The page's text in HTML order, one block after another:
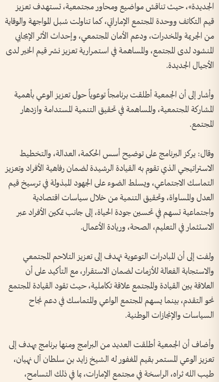
الجديدة»، حيث تناقش مواضيع ومحاور مجتمعية، تستهدف تعزيز
قيم التكاتف ووحدة المجتمع الإماراتي، كما تناولت سُبل المواجهة والوقاية
من الجريمة والمخدرات، ودعم الأمان المجتمعي، وإحداث الأثر الإيجابي
المنشود لدى المجتمع، والمساهمة في استمرارية تعزيز نشر قيم الخير لدى
الأجيال الجديدة.
وأشار إلى أن الجمعية أطلقت برنامجاً توعوياً حول تعزيز الوعي بأهمية
المشاركة المجتمعية، والمساهمة في تحقيق التنمية المستدامة وازدهار
المجتمع.
وقال: يركز البرنامج على توضيح أسس الحكمة، العدالة، والتخطيط
الاستراتيجي الذي تقوم به القيادة الرشيدة لضمان رفاهية الأفراد وتعزيز
التماسك الاجتماعي، ويسلط الضوء على الجهود المبذولة في ترسيخ قيم
العدل والمساواة، وتحقيق التنمية من خلال سياسات اقتصادية
واجتماعية تسهم في تحسين جودة الحياة، إلى جانب تمكين الأفراد عبر
الاستثمار في التعليم، الصحة، وريادة الأعمال.
ولفت إلى أن المبادرات التوعوية تهدف إلى تعزيز التلاحم المجتمعي
والاستجابة الفعالة للأزمات لضمان الاستقرار، مع التأكيد على أن
العلاقة بين القيادة والمجتمع علاقة تكاملية، حيث تقود القيادة المجتمع
نحو التقدم، بينما يسهم المجتمع الواعي والمتماسك في دعم نجاح
السياسات والإنجازات الوطنية.
وأضاف أن الجمعية أطلقت العديد من البرامج ومنها برنامج يهدف إلى
تعزيز الوعي المستمر بقيم المغفور له الشيخ زايد بن سلطان آل نهيان،
طيب الله ثراه، الراسخة في مجتمع الإمارات، بما في ذلك التسامح،